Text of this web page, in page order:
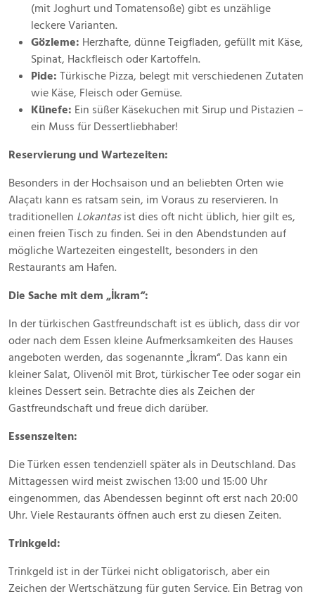
(mit Joghurt und Tomatensoße) gibt es unzählige
leckere Varianten.
Gözleme: Herzhafte, dünne Teigfladen, gefüllt mit Käse,
Spinat, Hackfleisch oder Kartoffeln.
Pide: Türkische Pizza, belegt mit verschiedenen Zutaten
wie Käse, Fleisch oder Gemüse.
Künefe: Ein süßer Käsekuchen mit Sirup und Pistazien –
ein Muss für Dessertliebhaber!
Reservierung und Wartezeiten:
Besonders in der Hochsaison und an beliebten Orten wie
Alaçatı kann es ratsam sein, im Voraus zu reservieren. In
traditionellen Lokantasist dies oft nicht üblich, hier gilt es,
einen freien Tisch zu finden. Sei in den Abendstunden auf
mögliche Wartezeiten eingestellt, besonders in den
Restaurants am Hafen.
Die Sache mit dem „İkram“:
In der türkischen Gastfreundschaft ist es üblich, dass dir vor
oder nach dem Essen kleine Aufmerksamkeiten des Hauses
angeboten werden, das sogenannte „İkram“. Das kann ein
kleiner Salat, Olivenöl mit Brot, türkischer Tee oder sogar ein
kleines Dessert sein. Betrachte dies als Zeichen der
Gastfreundschaft und freue dich darüber.
Essenszeiten:
Die Türken essen tendenziell später als in Deutschland. Das
Mittagessen wird meist zwischen 13:00 und 15:00 Uhr
eingenommen, das Abendessen beginnt oft erst nach 20:00
Uhr. Viele Restaurants öffnen auch erst zu diesen Zeiten.
Trinkgeld:
Trinkgeld ist in der Türkei nicht obligatorisch, aber ein
Zeichen der Wertschätzung für guten Service. Ein Betrag von